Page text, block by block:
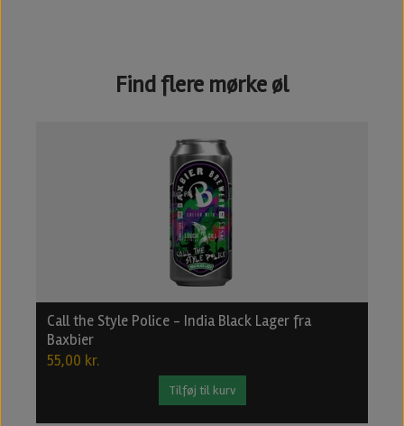
Find flere mørke øl
Call the Style Police - India Black Lager fra
Baxbier
55,00 kr.
Tilføj til kurv